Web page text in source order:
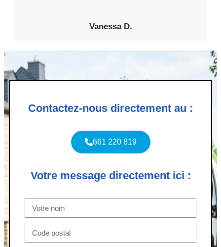
Vanessa D.
Contactez-nous directement au :
661 220 819
Votre message directement ici :